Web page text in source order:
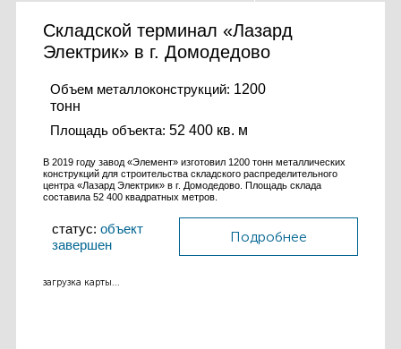
Складской терминал «Лазард
Электрик» в г. Домодедово
Объем металлоконструкций: 1200
тонн
Площадь объекта: 52 400 кв. м
В 2019 году завод «Элемент» изготовил 1200 тонн металлических
конструкций для строительства складского распределительного
центра «Лазард Электрик» в г. Домодедово. Площадь склада
составила 52 400 квадратных метров.
статус: объект
завершен
Подробнее
загрузка карты...